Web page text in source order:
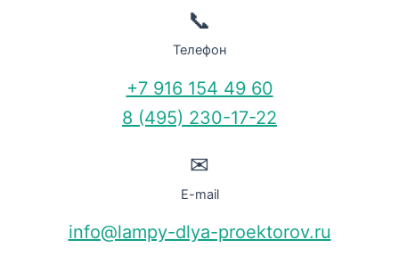
📞
Телефон
+7 916 154 49 60
8 (495) 230-17-22
✉
E-mail
info@lampy-dlya-proektorov.ru